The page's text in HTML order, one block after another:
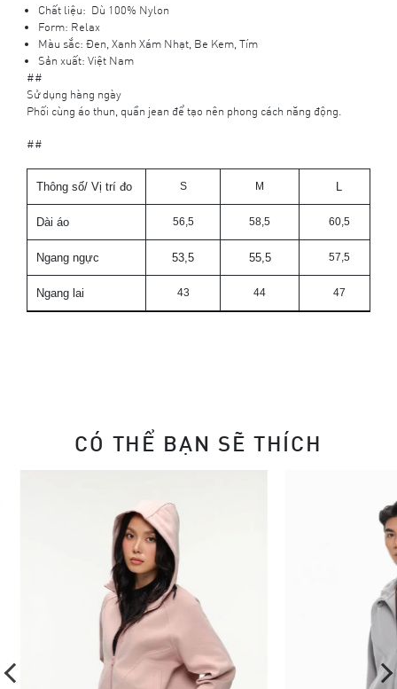
Chất liệu: Dù 100% Nylon
Form: Relax
Màu sắc: Đen, Xanh Xám Nhạt, Be Kem, Tím
Sản xuất: Việt Nam
##
Sử dụng hàng ngày
Phối cùng áo thun, quần jean để tạo nên phong cách năng động.
##
Thông số/ Vị trí đo S M L
Dài áo 56,5 58,5 60,5
Ngang ngực 53,5 55,5 57,5
Ngang lai 43 44 47
CÓ THỂ BẠN SẼ THÍCH